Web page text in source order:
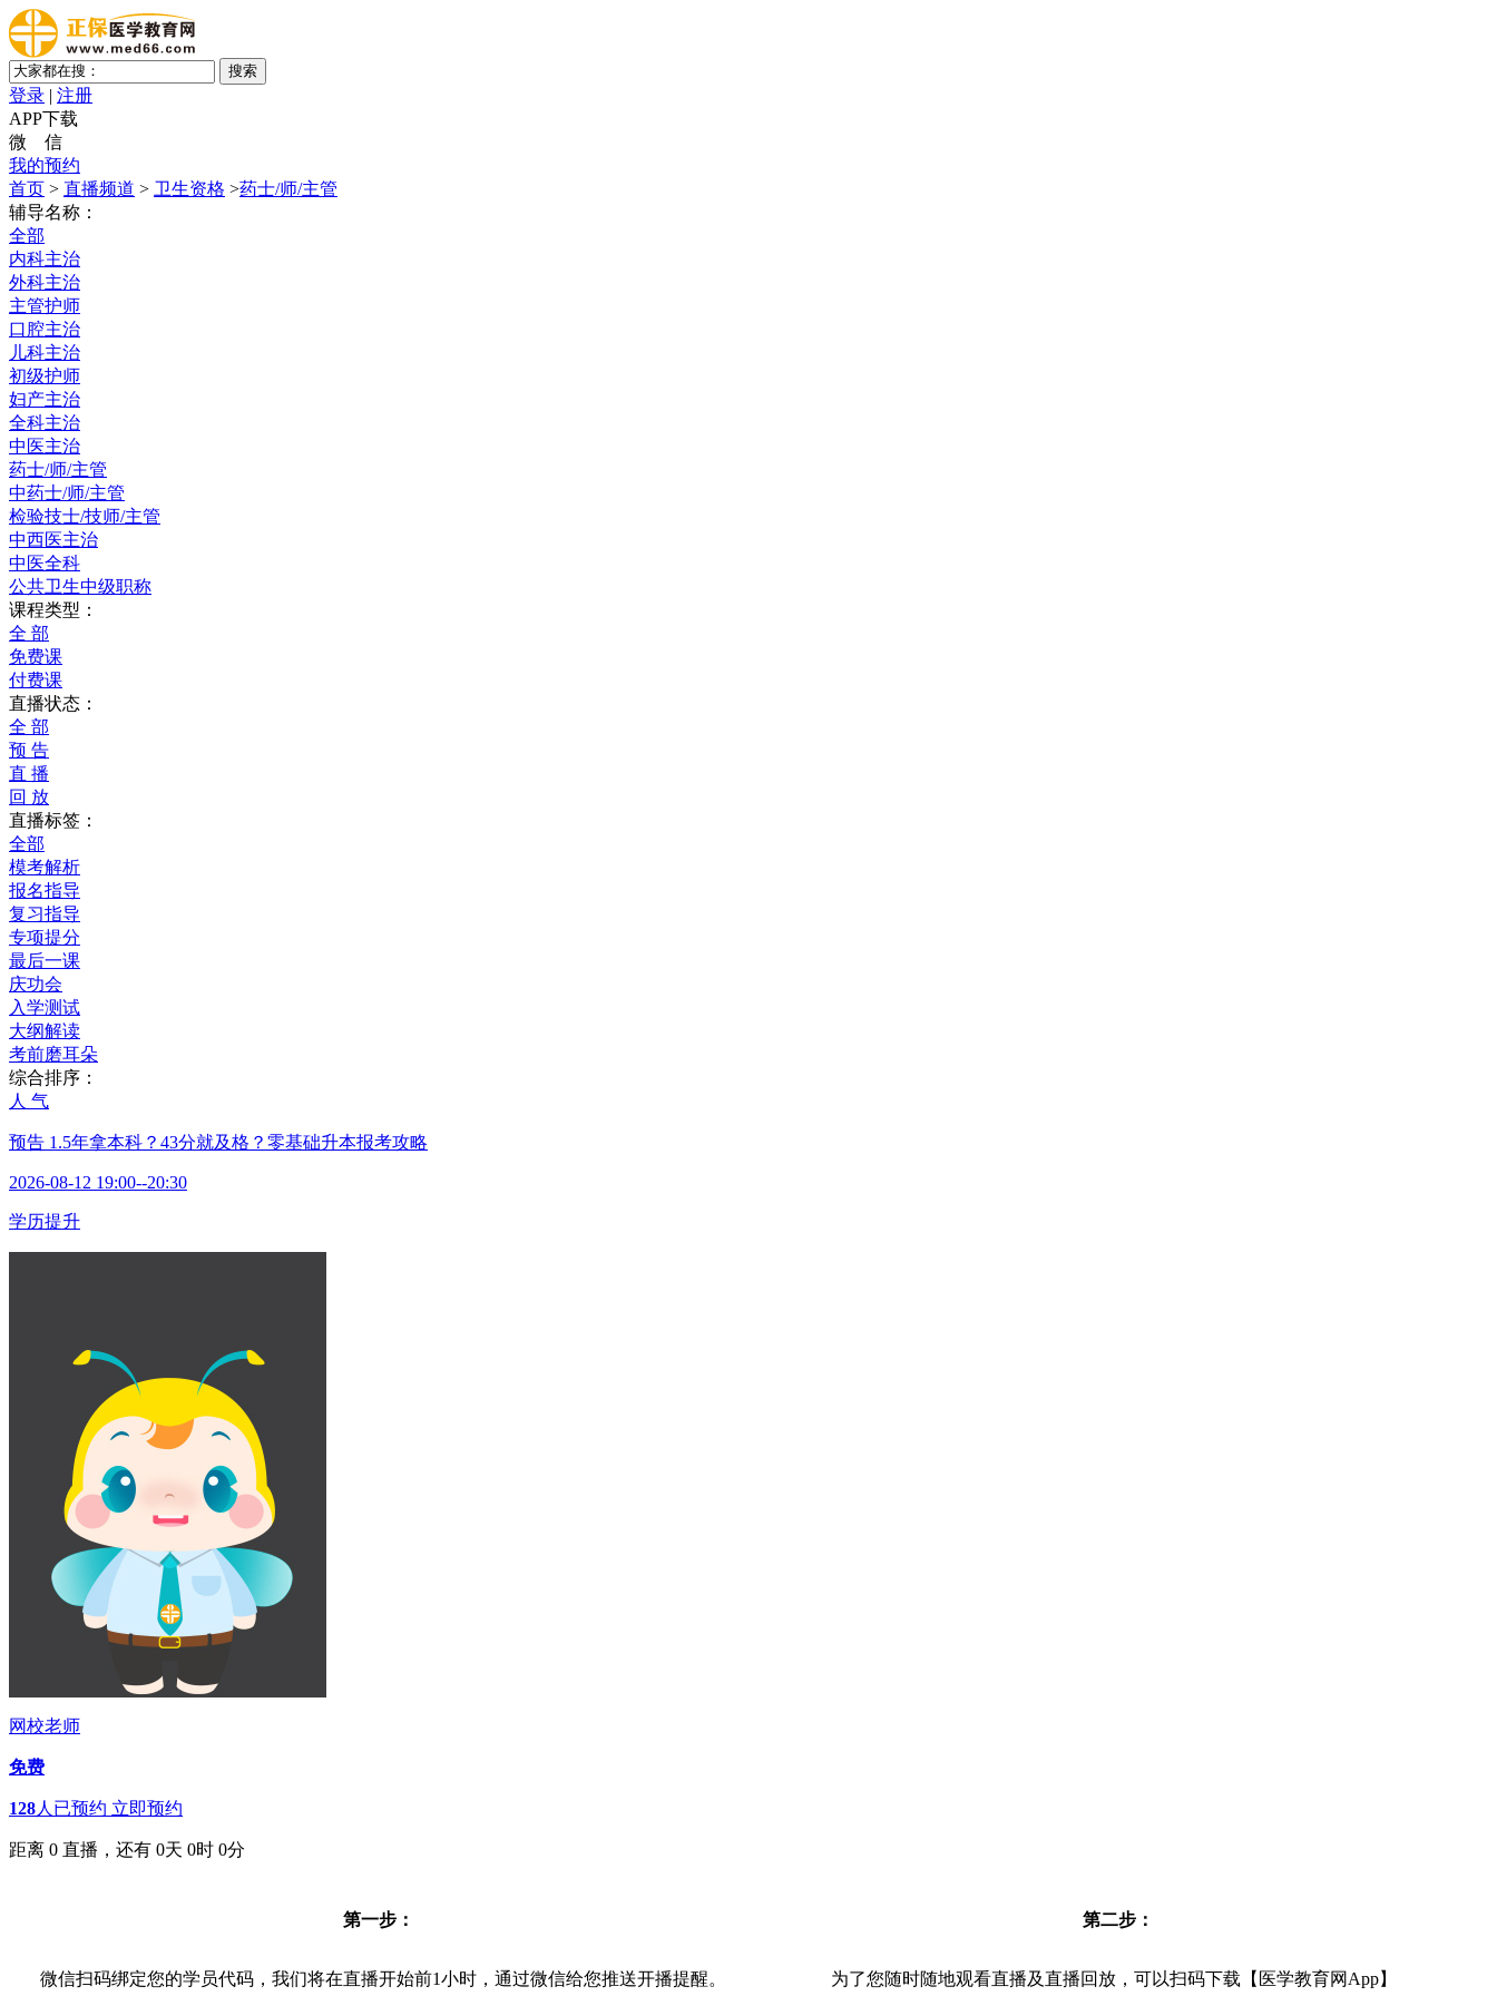
登录 | 注册
APP下载
微 信
我的预约
首页 > 直播频道 > 卫生资格 >药士/师/主管
辅导名称：
全部
内科主治
外科主治
主管护师
口腔主治
儿科主治
初级护师
妇产主治
全科主治
中医主治
药士/师/主管
中药士/师/主管
检验技士/技师/主管
中西医主治
中医全科
公共卫生中级职称
课程类型：
全 部
免费课
付费课
直播状态：
全 部
预 告
直 播
回 放
直播标签：
全部
模考解析
报名指导
复习指导
专项提分
最后一课
庆功会
入学测试
大纲解读
考前磨耳朵
综合排序：
人 气
预告 1.5年拿本科？43分就及格？零基础升本报考攻略
2026-08-12 19:00--20:30
学历提升
网校老师
免费
128人已预约 立即预约
距离 0 直播，还有 0天 0时 0分
第一步：
微信扫码绑定您的学员代码，我们将在直播开始前1小时，通过微信给您推送开播提醒。
第二步：
为了您随时随地观看直播及直播回放，可以扫码下载【医学教育网App】